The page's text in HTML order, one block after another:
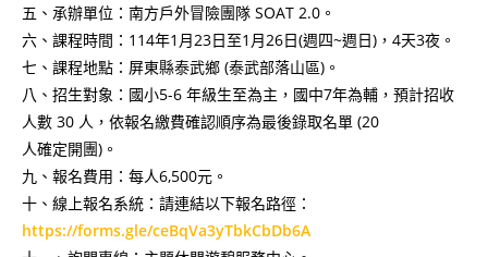
五、承辦單位：南方戶外冒險團隊 SOAT 2.0。
六、課程時間：114年1月23日至1月26日(週四~週日)，4天3夜。
七、課程地點：屏東縣泰武鄉 (泰武部落山區)。
八、招生對象：國小5-6 年級生至為主，國中7年為輔，預計招收
人數 30 人，依報名繳費確認順序為最後錄取名單 (20
人確定開團)。
九、報名費用：每人6,500元。
十、線上報名系統：請連結以下報名路徑：
https://forms.gle/ceBqVa3yTbkCbDb6A